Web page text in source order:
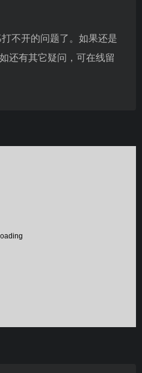
不开的问题了。如果还是
还有其它疑问，可在线留